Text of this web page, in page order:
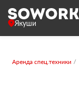
Якуши
Аренда спец.техники